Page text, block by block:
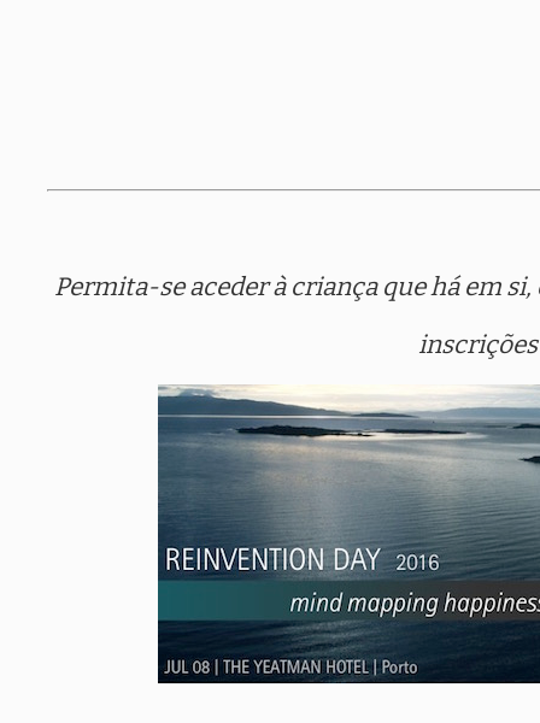
Permita-se aceder à criança que há em